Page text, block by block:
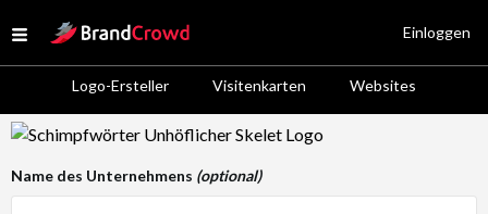
Open menu
Site Logo
Logo-Ersteller Visitenkarten Websites
Einloggen
Logo Template Preview
Name des Unternehmens (optional)